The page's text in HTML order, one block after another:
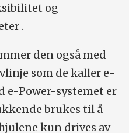
og
.
den også med
som de kaller e-
e-Power-systemet er
brukes til å
kun drives av